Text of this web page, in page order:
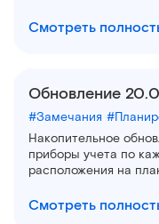
триггеров,
Смотреть
Обновление
#Замечания
Накопительное
приборы учета по
расположения на
Многотарифные
Смотреть